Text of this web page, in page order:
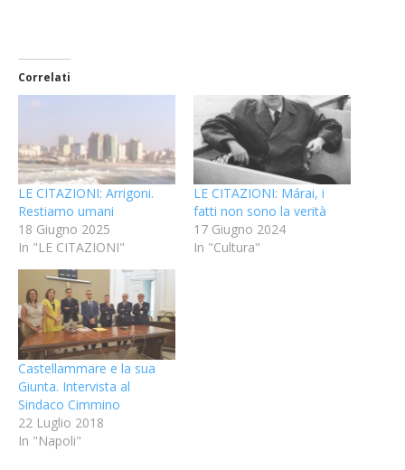
Correlati
LE CITAZIONI: Arrigoni.
Restiamo umani
18 Giugno 2025
In "LE CITAZIONI"
LE CITAZIONI: Márai, i
fatti non sono la verità
17 Giugno 2024
In "Cultura"
Castellammare e la sua
Giunta. Intervista al
Sindaco Cimmino
22 Luglio 2018
In "Napoli"